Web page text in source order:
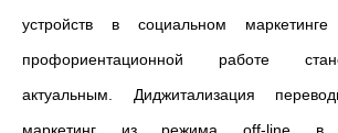
устройств в социальном
профориентационной работе
актуальным. Диджитализация